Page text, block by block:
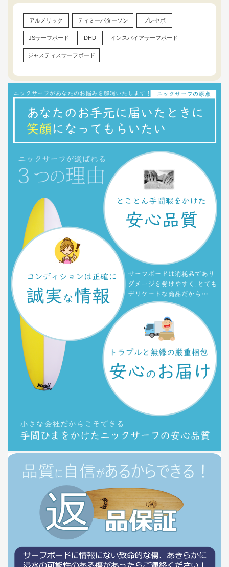
アルメリック ティミーパターソン プレセボ
JSサーフボード DHD インスパイアサーフボード
ジャスティスサーフボード